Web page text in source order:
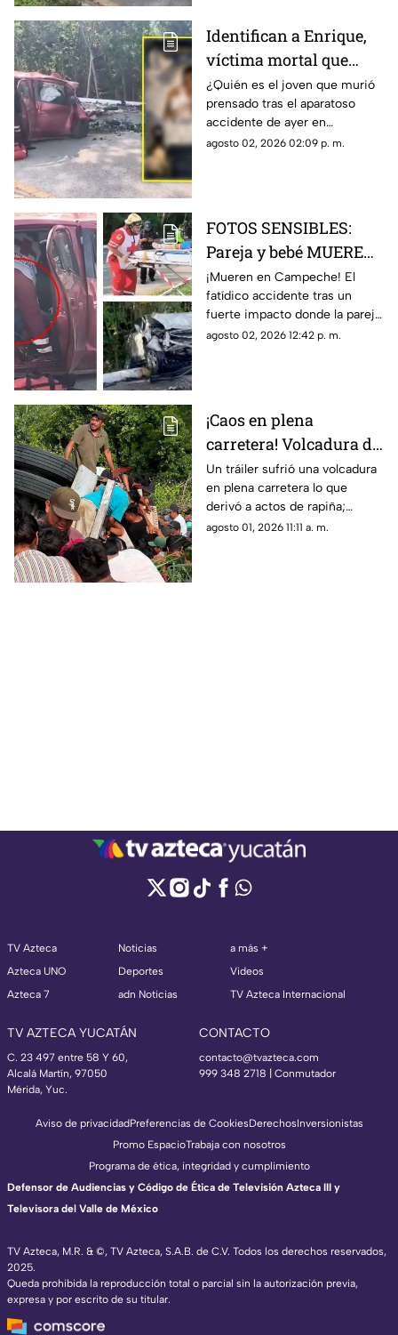
Identifican a Enrique,
víctima mortal que
quedó PRENSADO tras
FUERTE ACCIDENTE en
Campeche
¿Quién es el joven que murió
prensado tras el aparatoso
accidente de ayer en
Campeche? Identifican a
agosto 02, 2026 02:09 p. m.
FOTOS SENSIBLES:
Pareja y bebé MUEREN
PRENSADOS en
aparatoso accidente en
Campeche (+VIDEO)
¡Mueren en Campeche! El
fatídico accidente tras un
fuerte impacto donde la pareja
y el bebé quedaron prensados
agosto 02, 2026 12:42 p. m.
¡Caos en plena
carretera! Volcadura de
TRÁILER termina en
actos de RAPIÑA en la
Península
Un tráiler sufrió una volcadura
en plena carretera lo que
derivó a actos de rapiña;
personas sustrajeron parte de
agosto 01, 2026 11:11 a. m.
TV Azteca
Azteca UNO
Azteca 7
Noticias
Deportes
adn Noticias
a más +
Videos
TV Azteca Internacional
TV AZTECA YUCATÁN
C. 23 497 entre 58 Y 60,
Alcalá Martín, 97050
Mérida, Yuc.
CONTACTO
contacto@tvazteca.com
999 348 2718 | Conmutador
TV Azteca, M.R. & ©, TV Azteca, S.A.B. de C.V. Todos los derechos reservados,
2025.
Queda prohibida la reproducción total o parcial sin la autorización previa,
expresa y por escrito de su titular.
Aviso de privacidadPreferencias de CookiesDerechosInversionistas
Promo EspacioTrabaja con nosotros
Programa de ética, integridad y cumplimiento
Defensor de Audiencias y Código de Ética de Televisión Azteca III y
Televisora del Valle de México